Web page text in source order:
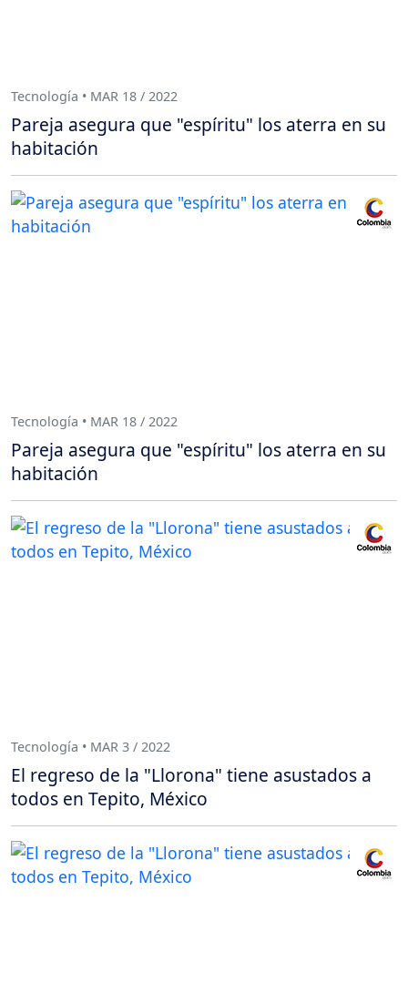
Tecnología • MAR 18 / 2022
Pareja asegura que "espíritu" los aterra en su
habitación
Tecnología • MAR 18 / 2022
Pareja asegura que "espíritu" los aterra en su
habitación
Tecnología • MAR 3 / 2022
El regreso de la "Llorona" tiene asustados a
todos en Tepito, México